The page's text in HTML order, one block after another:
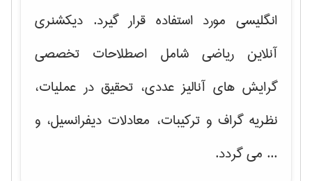
انگلیسی مورد استفاده قرار گیرد. دیکشنری
آنلاین ریاضی شامل اصطلاحات تخصصی
گرایش های آنالیز عددی، تحقیق در عملیات،
نظریه گراف و تركیبات، معادلات دیفرانسیل، و
... می گردد.